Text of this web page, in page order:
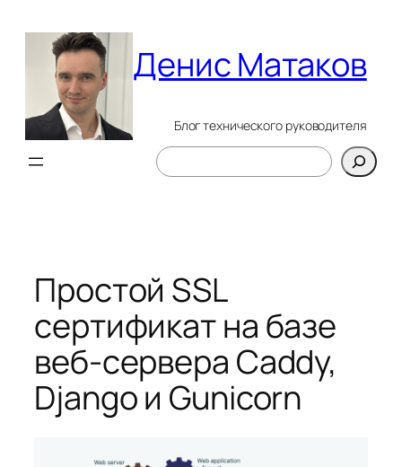
содержимому
Денис Матаков
Блог технического руководителя
Поиск
Простой SSL
сертификат на базе
веб-сервера Caddy,
Django и Gunicorn